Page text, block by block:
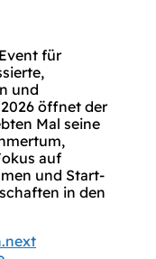
für
und
öffnet der
Mal seine
auf
und Start-
in den